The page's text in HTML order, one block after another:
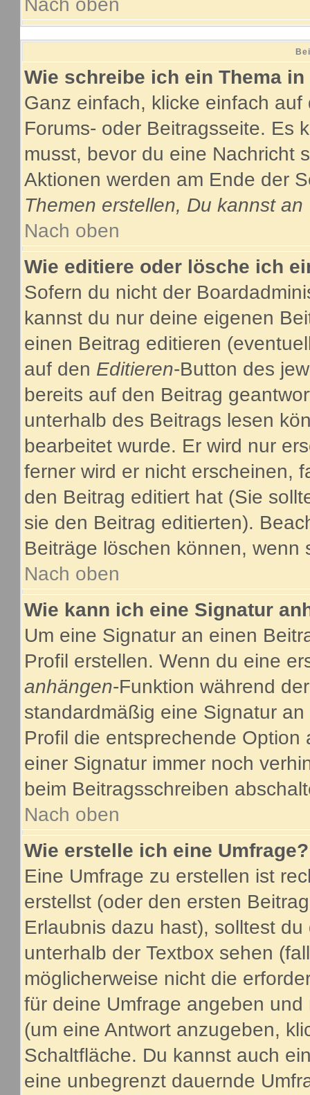
Nach oben
Wie schreibe ich ein Thema
Ganz einfach, klicke einfach
Forums- oder Beitragsseite. Es
musst, bevor du eine Nachricht
Aktionen werden am Ende der
Themen erstellen, Du kannst
Nach oben
Wie editiere oder lösche ich
Sofern du nicht der
kannst du nur deine eigenen
einen Beitrag editieren
auf den Editieren-Button des
bereits auf den Beitrag
unterhalb des Beitrags lesen
bearbeitet wurde. Er wird nur
ferner wird er nicht erscheinen,
den Beitrag editiert hat (Sie
sie den Beitrag editierten).
Beiträge löschen können,
Nach oben
Wie kann ich eine Signatur
Um eine Signatur an einen
Profil erstellen. Wenn du eine
anhängen-Funktion während
standardmäßig eine Signatur
Profil die entsprechende
einer Signatur immer noch
beim Beitragsschreiben
Nach oben
Wie erstelle ich eine Umfrage?
Eine Umfrage zu erstellen ist
erstellst (oder den ersten
Erlaubnis dazu hast), solltest
unterhalb der Textbox sehen
möglicherweise nicht die
für deine Umfrage angeben
(um eine Antwort anzugeben,
Schaltfläche. Du kannst auch
eine unbegrenzt dauernde